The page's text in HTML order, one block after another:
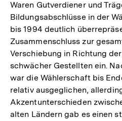
Waren Gutverdiener und
Bildungsabschlüsse in der
bis 1994 deutlich
Zusammenschluss zur
Verschiebung in Richtung
schwächer Gestellten ein.
war die Wählerschaft bis
relativ ausgeglichen,
Akzentunterschieden
alten Ländern gab es einen